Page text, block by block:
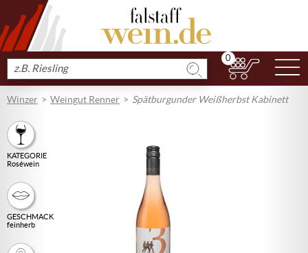
Produkt
suchen
0
Winzer Weingut Renner Spätburgunder Weißherbst Kabinett
KATEGORIE
Roséwein
GESCHMACK
feinherb